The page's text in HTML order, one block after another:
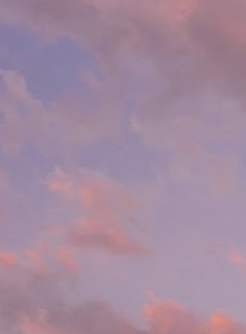
ม่
ตัวช่ว
ฟิศที่ไม่มี
ยไม่ต้อง
เหม็นใน
วัน